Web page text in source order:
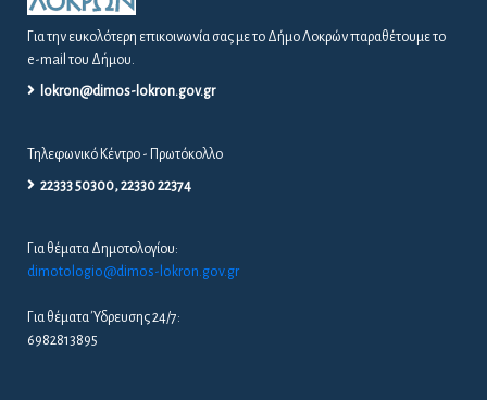
Για την ευκολότερη επικοινωνία σας με το Δήμο Λοκρών παραθέτουμε το
e-mail του Δήμου.
lokron@dimos-lokron.gov.gr
Τηλεφωνικό Κέντρο - Πρωτόκολλο
22333 50300, 22330 22374
Για θέματα Δημοτολογίου:
dimotologio@dimos-lokron.gov.gr
Για θέματα Ύδρευσης 24/7:
6982813895